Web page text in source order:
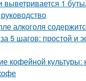
1
алкоголя
за 5 шагов: простой и
кофейной культуры: